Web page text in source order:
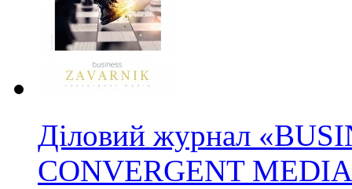
Діловий журнал
CONVERGENT MEDIA